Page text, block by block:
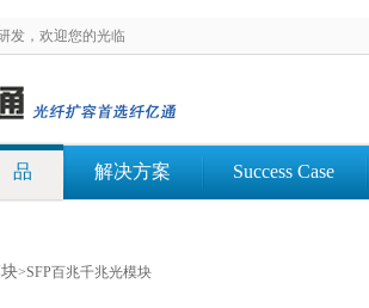
发，欢迎您的光临
品 解决方案 Success Case
>SFP百兆千兆光模块